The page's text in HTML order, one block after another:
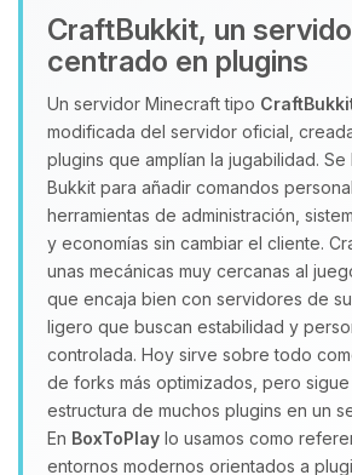
CraftBukkit, un
centrado en plugins
Un servidor Minecraft tipo
modificada del servidor oficial,
plugins que amplían la jugabilidad. Se
Bukkit para añadir comandos
herramientas de administración,
y economías sin cambiar el cliente.
unas mecánicas muy cercanas al
que encaja bien con servidores de
ligero que buscan estabilidad y
controlada. Hoy sirve sobre todo
de forks más optimizados, pero
estructura de muchos plugins en un
En BoxToPlay lo usamos como
entornos modernos orientados a
Yupi, por fin alguien con
hablar! Soy Choupy, tu
asistente de BoxToPlay.
que necesitas y moveré
08/08/2026 09:27